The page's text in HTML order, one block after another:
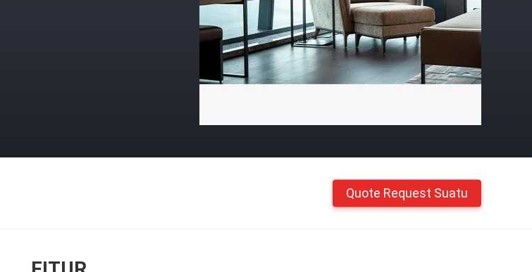
Quote Request Suatu